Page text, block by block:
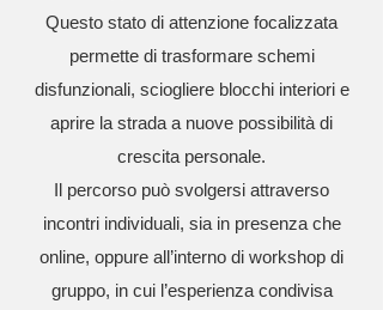
Questo stato di attenzione focalizzata
permette di trasformare schemi
disfunzionali, sciogliere blocchi interiori e
aprire la strada a nuove possibilità di
crescita personale.
Il percorso può svolgersi attraverso
incontri individuali, sia in presenza che
online, oppure all’interno di workshop di
gruppo, in cui l’esperienza condivisa